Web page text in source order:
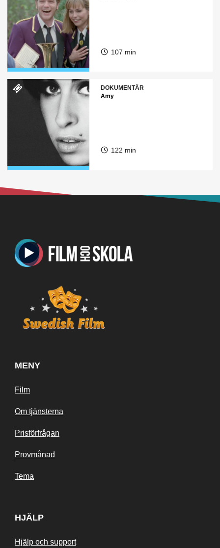
107 min
DOKUMENTÄR
Amy
122 min
MENY
Film
Om tjänsterna
Prisförfrågan
Provmånad
Tema
HJÄLP
Hjälp och support